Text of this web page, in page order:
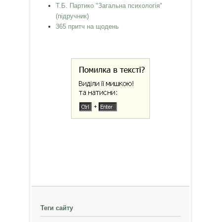
Т.Б. Партико "Загальна психологія"
(підручник)
365 притч на щодень
Теги сайту